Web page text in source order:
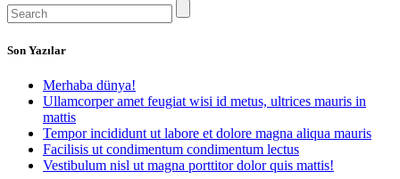
Son Yazılar
Merhaba dünya!
Ullamcorper amet feugiat wisi id metus, ultrices mauris in
mattis
Tempor incididunt ut labore et dolore magna aliqua mauris
Facilisis ut condimentum condimentum lectus
Vestibulum nisl ut magna porttitor dolor quis mattis!